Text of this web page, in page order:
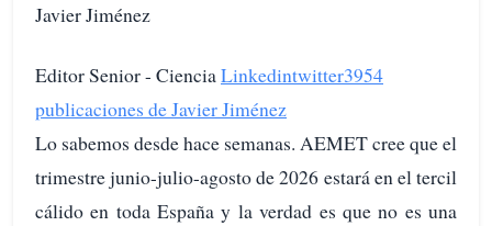
Javier Jiménez
Editor Senior - CienciaLinkedintwitter3954
publicaciones de Javier Jiménez
Lo sabemos desde hace semanas. AEMET cree que el
trimestre junio-julio-agosto de 2026 estará en el tercil
cálido en toda España y la verdad es que no es una